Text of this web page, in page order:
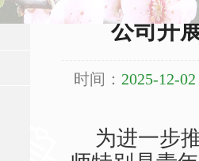
公司开
时间： 2025-12-
为进一步